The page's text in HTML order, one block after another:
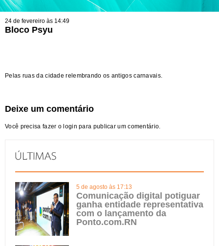
24 de fevereiro às 14:49
Bloco Psyu
Pelas ruas da cidade relembrando os antigos carnavais.
Deixe um comentário
Você precisa fazer o login para publicar um comentário.
5 de agosto às 17:13
Comunicação digital potiguar
ganha entidade representativa
com o lançamento da
Ponto.com.RN